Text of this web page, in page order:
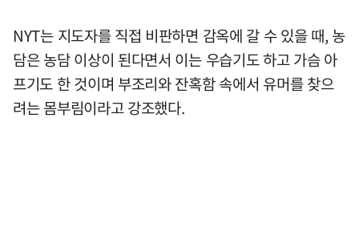
NYT는 지도자를 직접 비판하면 감옥에 갈 수 있을 때, 농
담은 농담 이상이 된다면서 이는 우습기도 하고 가슴 아
프기도 한 것이며 부조리와 잔혹함 속에서 유머를 찾으
려는 몸부림이라고 강조했다.